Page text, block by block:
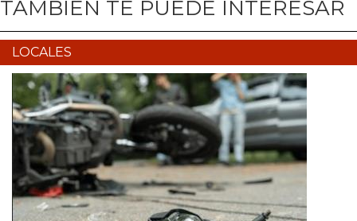
TAMBIÉN TE PUEDE INTERESAR
LOCALES